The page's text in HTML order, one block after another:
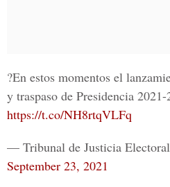
?En estos momentos el
y traspaso de Presidencia
https://t.co/NH8rtqVLFq
— Tribunal de Justicia
September 23, 2021